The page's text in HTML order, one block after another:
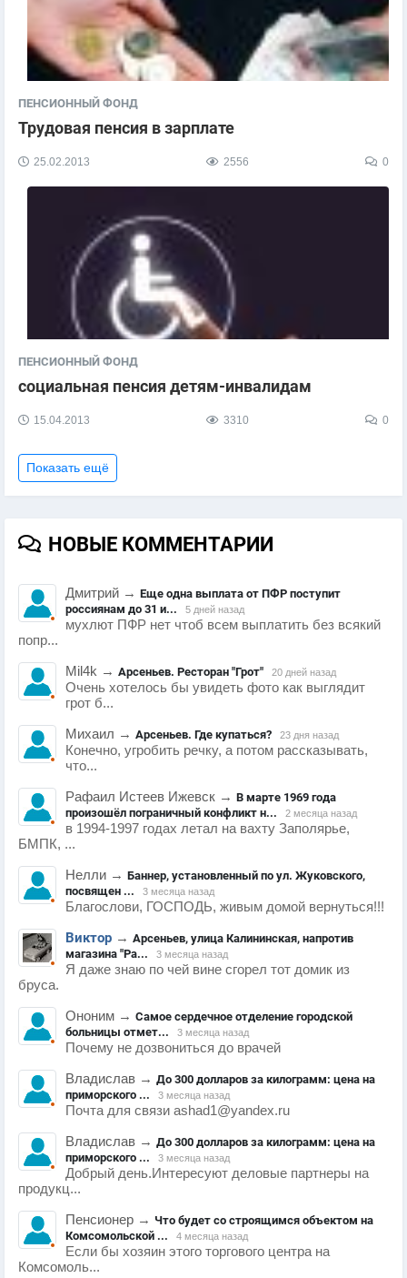
ПЕНСИОННЫЙ ФОНД
Трудовая пенсия в зарплате
25.02.2013 2556 0
ПЕНСИОННЫЙ ФОНД
социальная пенсия детям-инвалидам
15.04.2013 3310 0
Показать ещё
НОВЫЕ КОММЕНТАРИИ
Дмитрий → Еще одна выплата от ПФР поступит
россиянам до 31 и...
5 дней назад
мухлют ПФР нет чтоб всем выплатить без всякий
попр...
Mil4k → Арсеньев. Ресторан "Грот" 20 дней назад
Очень хотелось бы увидеть фото как выглядит
грот б...
Михаил → Арсеньев. Где купаться? 23 дня назад
Конечно, угробить речку, а потом рассказывать,
что...
Рафаил Истеев Ижевск → В марте 1969 года
произошёл пограничный конфликт н...
2 месяца назад
в 1994-1997 годах летал на вахту Заполярье,
БМПК, ...
Нелли → Баннер, установленный по ул. Жуковского,
посвящен ...
3 месяца назад
Благослови, ГОСПОДЬ, живым домой вернуться!!!
Виктор → Арсеньев, улица Калининская, напротив
магазина "Ра...
3 месяца назад
Я даже знаю по чей вине сгорел тот домик из
бруса.
Ононим → Самое сердечное отделение городской
больницы отмет...
3 месяца назад
Почему не дозвониться до врачей
Владислав → До 300 долларов за килограмм: цена на
приморского ...
3 месяца назад
Почта для связи ashad1@yandex.ru
Владислав → До 300 долларов за килограмм: цена на
приморского ...
3 месяца назад
Добрый день.Интересуют деловые партнеры на
продукц...
Пенсионер → Что будет со строящимся объектом на
Комсомольской ...
4 месяца назад
Если бы хозяин этого торгового центра на
Комсомоль...